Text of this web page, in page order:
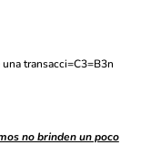
transacci=C3=B3n
no brinden un poco